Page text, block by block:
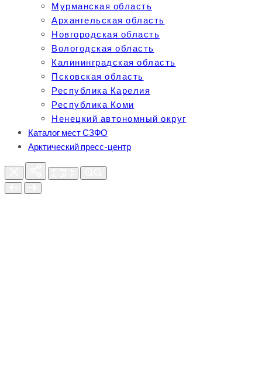
Мурманская область
Архангельская область
Новгородская область
Вологодская область
Калининградская область
Псковская область
Республика Карелия
Республика Коми
Ненецкий автономный округ
Каталог мест СЗФО
Арктический пресс-центр